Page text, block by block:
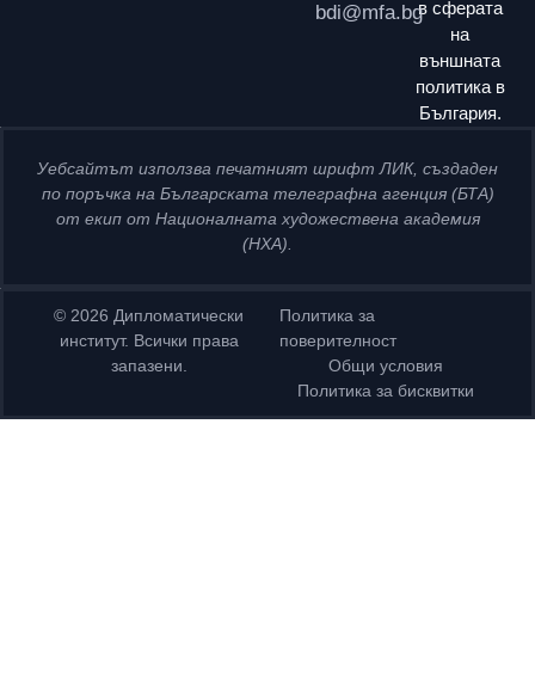
в сферата
на
външната
политика в
България.
bdi@mfa.bg
Уебсайтът използва печатният шрифт ЛИК, създаден
по поръчка на Българската телеграфна агенция (БТА)
от екип от Националната художествена академия
(НХА).
© 2026 Дипломатически
институт. Всички права
запазени.
Политика за
поверителност
Общи условия
Политика за бисквитки